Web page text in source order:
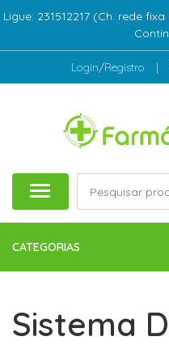
Ligue: 231512217 (Ch. rede
Login/Registro |
CATEGORIAS
Sistema